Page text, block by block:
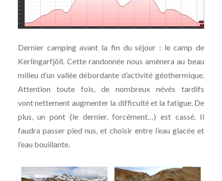
Dernier camping avant la fin du séjour : le camp de
Kerlingarfjöll. Cette randonnée nous amènera au beau
milieu d’un vallée débordante d’activité géothermique.
Attention toute fois, de nombreux névés tardifs
vont nettement augmenter la difficulté et la fatigue. De
plus, un pont (le dernier, forcément…) est cassé. Il
faudra passer pied nus, et choisir entre l’eau glacée et
l’eau bouillante.